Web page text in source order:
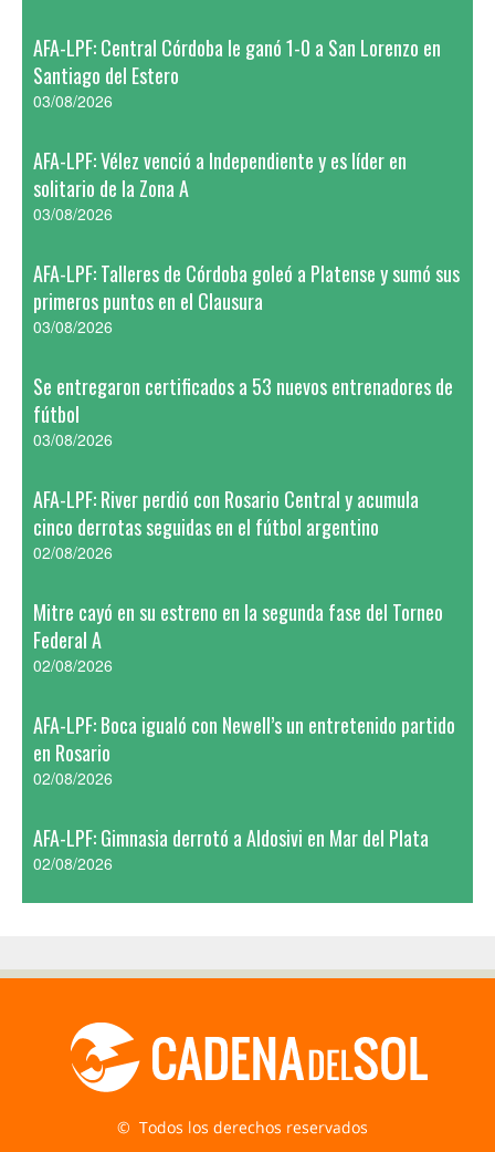
AFA-LPF: Central Córdoba le ganó 1-0 a San Lorenzo en
Santiago del Estero
03/08/2026
AFA-LPF: Vélez venció a Independiente y es líder en
solitario de la Zona A
03/08/2026
AFA-LPF: Talleres de Córdoba goleó a Platense y sumó sus
primeros puntos en el Clausura
03/08/2026
Se entregaron certificados a 53 nuevos entrenadores de
fútbol
03/08/2026
AFA-LPF: River perdió con Rosario Central y acumula
cinco derrotas seguidas en el fútbol argentino
02/08/2026
Mitre cayó en su estreno en la segunda fase del Torneo
Federal A
02/08/2026
AFA-LPF: Boca igualó con Newell’s un entretenido partido
en Rosario
02/08/2026
AFA-LPF: Gimnasia derrotó a Aldosivi en Mar del Plata
02/08/2026